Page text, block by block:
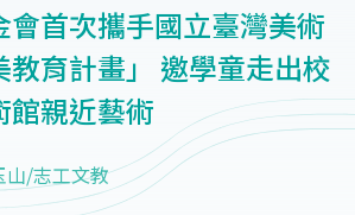
會首次攜手國立臺灣美術
育計畫」 邀學童走出校
館親近藝術
山/志工文教